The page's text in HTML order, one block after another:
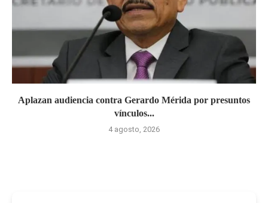
Aplazan audiencia contra Gerardo Mérida por presuntos
vínculos...
4 agosto, 2026